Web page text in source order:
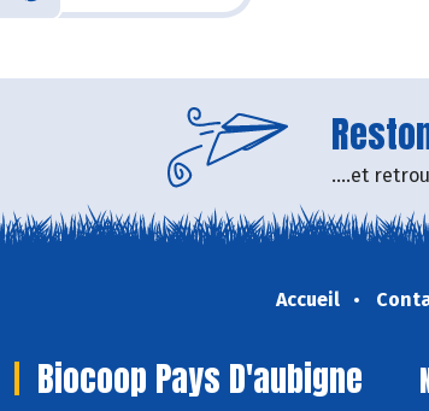
....et
Accueil
Biocoop Pays D'aubigne